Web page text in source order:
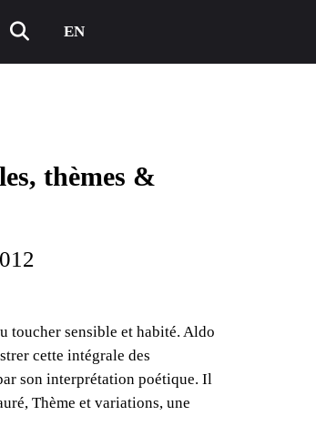
EN
th​è​mes &
toucher sensible et habité. Aldo
cette intégrale des
son interprétation poétique. Il
Thème et variations, une